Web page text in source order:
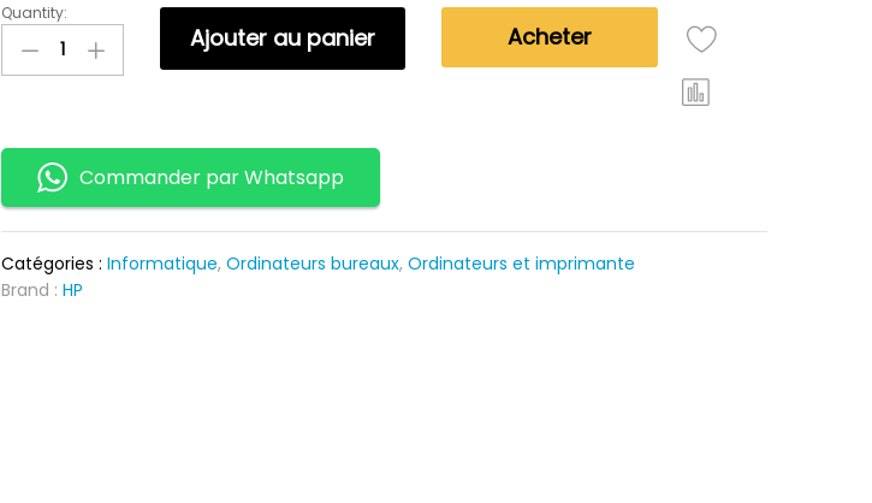
Ecran
ordinateur
HP
23.8
Pouces
quantity
Quantity:
Ajouter au panier Acheter
Commander par Whatsapp
Catégories :Informatique,Ordinateurs bureaux,Ordinateurs et imprimante
Brand :HP